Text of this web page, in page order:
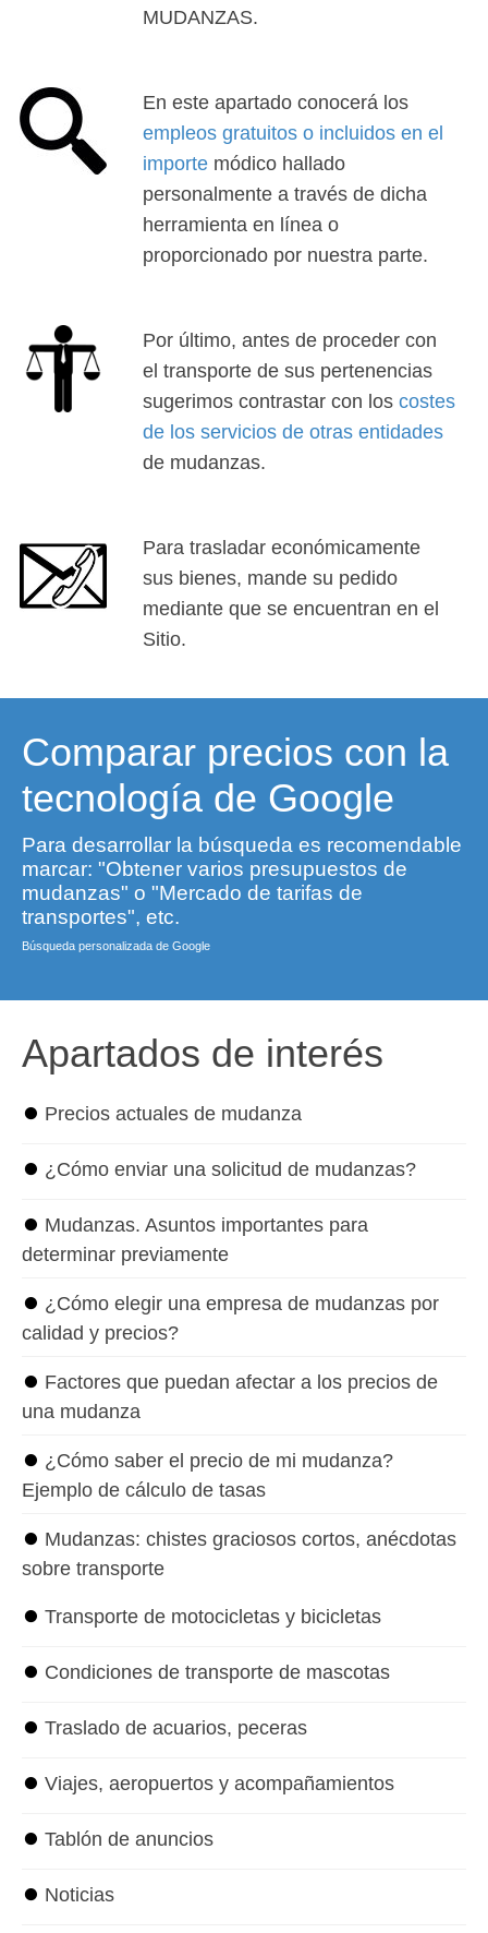
MUDANZAS.
En este apartado conocerá los
empleos gratuitos o incluidos en el
importe módico hallado
personalmente a través de dicha
herramienta en línea o
proporcionado por nuestra parte.
Por último, antes de proceder con
el transporte de sus pertenencias
sugerimos contrastar con los costes
de los servicios de otras entidades
de mudanzas.
Para trasladar económicamente
sus bienes, mande su pedido
mediante que se encuentran en el
Sitio.
Comparar precios con la
tecnología de Google
Para desarrollar la búsqueda es recomendable
marcar: "Obtener varios presupuestos de
mudanzas" o "Mercado de tarifas de
transportes", etc.
Búsqueda personalizada de Google
Apartados de interés
⏺ Precios actuales de mudanza
⏺ ¿Cómo enviar una solicitud de mudanzas?
⏺ Mudanzas. Asuntos importantes para
determinar previamente
⏺ ¿Cómo elegir una empresa de mudanzas por
calidad y precios?
⏺ Factores que puedan afectar a los precios de
una mudanza
⏺ ¿Cómo saber el precio de mi mudanza?
Ejemplo de cálculo de tasas
⏺ Mudanzas: chistes graciosos cortos, anécdotas
sobre transporte
⏺ Transporte de motocicletas y bicicletas
⏺ Condiciones de transporte de mascotas
⏺ Traslado de acuarios, peceras
⏺ Viajes, aeropuertos y acompañamientos
⏺ Tablón de anuncios
⏺ Noticias